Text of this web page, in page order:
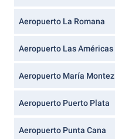
Aeropuerto La Romana
Aeropuerto Las Américas
Aeropuerto María Montez
Aeropuerto Puerto Plata
Aeropuerto Punta Cana